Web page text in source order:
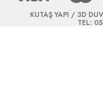
KUTAŞ YAPI / 3D
TEL: